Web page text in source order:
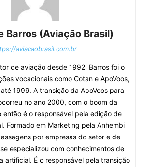
Barros (Aviação Brasil)
aviacaobrasil.com.br
de aviação desde 1992, Barros foi o
vocacionais como Cotan e ApoVoos,
1999. A transição da ApoVoos para
no ano 2000, com o boom da
então é o responsável pela edição de
Formado em Marketing pela Anhembi
por empresas do setor e de
especializou com conhecimentos de
artificial. É o responsável pela transição